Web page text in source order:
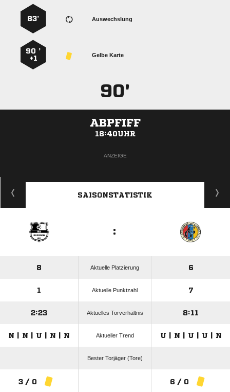
Auswechslung
83’
Gelbe Karte
90 ’
+1
90'
ABPFIFF
18:40UHR
ANZEIGE
SAISONSTATISTIK
:
8 Aktuelle Platzierung 6
1 Aktuelle Punktzahl 7
2:23 Aktuelles Torverhältnis 8:11
N | N | U | N | N Aktueller Trend U | N | U | U | N
Bester Torjäger (Tore)
3 / 0 6 / 0